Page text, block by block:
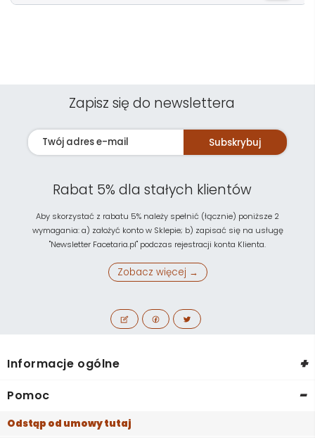
Zapisz się do newslettera
Subskrybuj
Rabat 5% dla stałych klientów
Aby skorzystać z rabatu 5% należy spełnić (łącznie) poniższe 2
wymagania: a) założyć konto w Sklepie; b) zapisać się na usługę
"Newsletter Facetaria.pl" podczas rejestracji konta Klienta.
Zobacz więcej →
Informacje ogólne +
Pomoc -
Odstąp od umowy tutaj